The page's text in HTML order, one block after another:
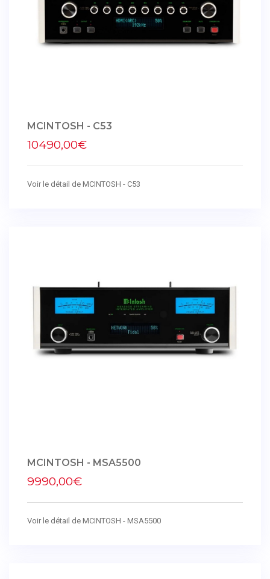
MCINTOSH - C53
10490,00€
Voir le détail de MCINTOSH - C53
MCINTOSH - MSA5500
9990,00€
Voir le détail de MCINTOSH - MSA5500